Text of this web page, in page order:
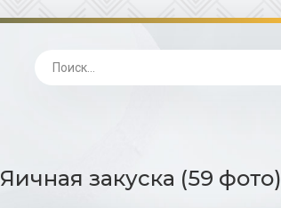
Яичная закуска (59 фото)